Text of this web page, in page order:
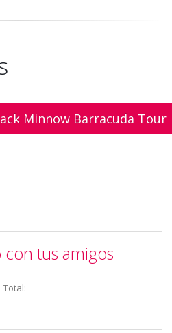
Minnow Barracuda Tour
tus amigos
Total: